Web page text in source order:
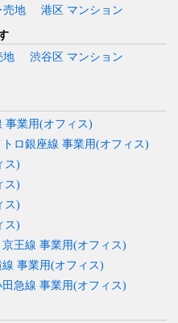
売地 港区 マンション
地
渋谷区 マンション
事業用(オフィス)
ロ銀座線 事業用(オフィス)
ス)
ス)
ス)
ス)
京王線 事業用(オフィス)
線 事業用(オフィス)
田急線 事業用(オフィス)